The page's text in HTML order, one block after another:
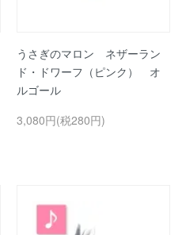
うさぎのマロン ネザーラン
ド・ドワーフ（ピンク） オ
ルゴール
3,080円(税280円)